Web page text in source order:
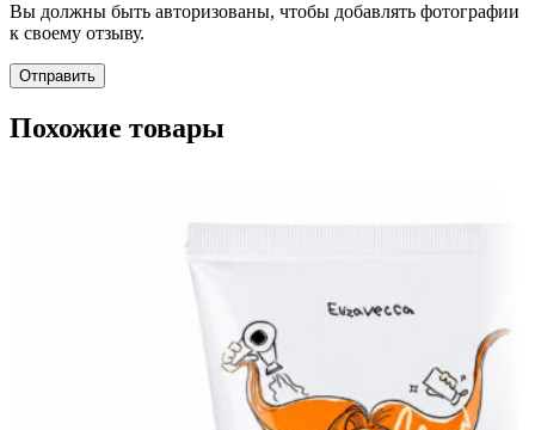
Вы должны быть авторизованы, чтобы добавлять фотографии
к своему отзыву.
Похожие товары